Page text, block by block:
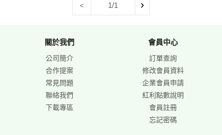
< 1/1
關於我們
公司簡介
合作提案
常見問題
聯絡我們
下載專區
會員中心
訂單查詢
修改會員資料
企業會員申請
紅利點數說明
會員註冊
忘記密碼